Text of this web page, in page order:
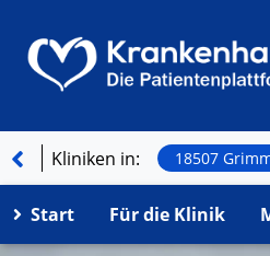
Kliniken in: 18507
Start Für die Klinik